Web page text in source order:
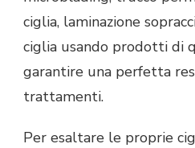
ciglia, laminazione
ciglia usando prodotti di
garantire una perfetta
trattamenti.
Per esaltare le proprie